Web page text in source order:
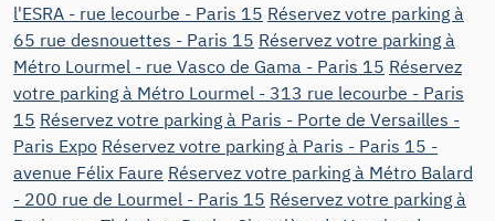
l'ESRA - rue lecourbe - Paris 15 Réservez votre parking à
65 rue desnouettes - Paris 15 Réservez votre parking à
Métro Lourmel - rue Vasco de Gama - Paris 15 Réservez
votre parking à Métro Lourmel - 313 rue lecourbe - Paris
15 Réservez votre parking à Paris - Porte de Versailles -
Paris Expo Réservez votre parking à Paris - Paris 15 -
avenue Félix Faure Réservez votre parking à Métro Balard
- 200 rue de Lourmel - Paris 15 Réservez votre parking à